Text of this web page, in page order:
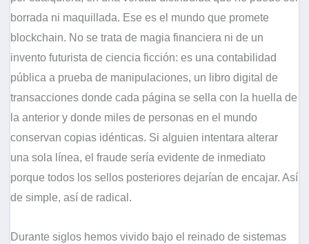
borrada ni maquillada. Ese es el mundo que promete
blockchain. No se trata de magia financiera ni de un
invento futurista de ciencia ficción: es una contabilidad
pública a prueba de manipulaciones, un libro digital de
transacciones donde cada página se sella con la huella de
la anterior y donde miles de personas en el mundo
conservan copias idénticas. Si alguien intentara alterar
una sola línea, el fraude sería evidente de inmediato
porque todos los sellos posteriores dejarían de encajar. Así
de simple, así de radical.
Durante siglos hemos vivido bajo el reinado de sistemas